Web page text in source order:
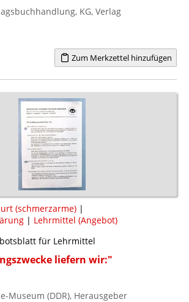
KG, Verlag
Zum Merkzettel hinzufügen
(schmerzarme) |
| Lehrmittel (Angebot)
für Lehrmittel
liefern wir:"
Museum (DDR), Herausgeber